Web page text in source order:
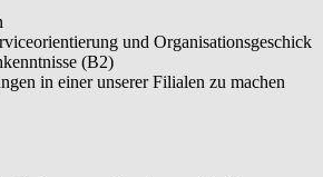
und Organisationsgeschick
(B2)
in einer unserer Filialen zu machen